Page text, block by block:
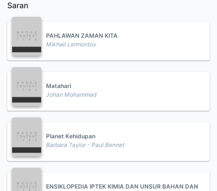
Saran
PAHLAWAN ZAMAN KITA
Mikhail Lermontov
Matahari
Johan Mohammad
Planet Kehidupan
Barbara Taylor - Paul Bennet
ENSIKLOPEDIA IPTEK KIMIA DAN UNSUR BAHAN DAN